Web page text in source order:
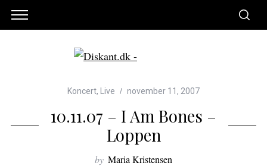
Koncert, Live november 11, 2007
10.11.07 – I Am Bones –
Loppen
by Maria Kristensen